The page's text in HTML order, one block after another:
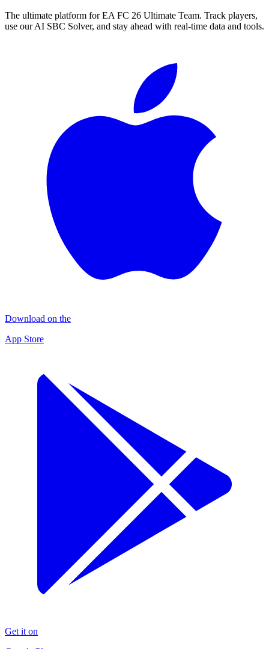
The ultimate platform for EA FC 26 Ultimate Team. Track players,
use our AI SBC Solver, and stay ahead with real-time data and tools.
Download on the
App Store
Get it on